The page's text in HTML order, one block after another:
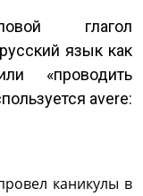
глагол
язык как
«проводить
avere:
каникулы в